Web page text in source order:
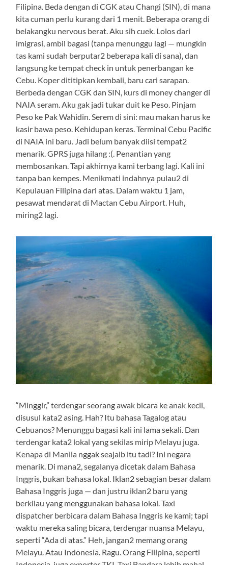
Filipina. Beda dengan di CGK atau Changi (SIN), di mana
kita cuman perlu kurang dari 1 menit. Beberapa orang di
belakangku nervous berat. Aku sih cuek. Lolos dari
imigrasi, ambil bagasi (tanpa menunggu lagi — mungkin
tas kami sudah berputar2 beberapa kali di sana), dan
langsung ke tempat check in untuk penerbangan ke
Cebu. Koper dititipkan kembali, baru cari sarapan.
Berbeda dengan CGK dan SIN, kurs di money changer di
NAIA seram. Aku gak jadi tukar duit ke Peso. Pinjam
Peso ke Pak Wahidin. Serem di sini: mau makan harus ke
kasir bawa peso. Kehidupan keras. Terminal Cebu Pacific
di NAIA ini baru. Jadi belum banyak diisi tempat2
menarik. GPRS juga hilang :(. Penantian yang
membosankan. Tapi akhirnya kami terbang lagi. Kali ini
tanpa ban kempes. Menikmati indahnya pulau2 di
Kepulauan Filipina dari atas. Dalam waktu 1 jam,
pesawat mendarat di Mactan Cebu Airport. Huh,
miring2 lagi.
“Minggir,” terdengar seorang awak bicara ke anak kecil,
disusul kata2 asing. Hah? Itu bahasa Tagalog atau
Cebuanos? Menunggu bagasi kali ini lama sekali. Dan
terdengar kata2 lokal yang sekilas mirip Melayu juga.
Kenapa di Manila nggak seajaib itu tadi? Ini negara
menarik. Di mana2, segalanya dicetak dalam Bahasa
Inggris, bukan bahasa lokal. Iklan2 sebagian besar dalam
Bahasa Inggris juga — dan justru iklan2 baru yang
berkilau yang menggunakan bahasa lokal. Taxi
dispatcher berbicara dalam Bahasa Inggris ke kami; tapi
waktu mereka saling bicara, terdengar nuansa Melayu,
seperti “Ada di atas.” Heh, jangan2 memang orang
Melayu. Atau Indonesia. Ragu. Orang Filipina, seperti